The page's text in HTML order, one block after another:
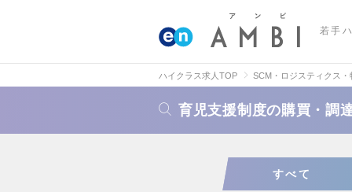
若手
ハイクラス求人TOP SCM・ロジスティクス
育児支援制度の購買・調
すべて